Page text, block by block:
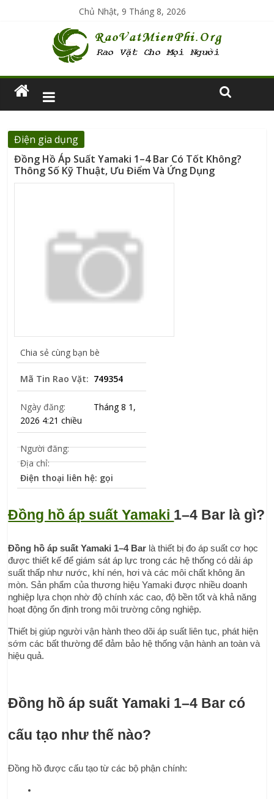
Chủ Nhật, 9 Tháng 8, 2026
Điện gia dụng
Đồng Hồ Áp Suất Yamaki 1–4 Bar Có Tốt Không?
Thông Số Kỹ Thuật, Ưu Điểm Và Ứng Dụng
Chia sẻ cùng bạn bè
Mã Tin Rao Vặt: 749354
Ngày đăng:
Tháng 8 1,
2026 4:21 chiều
Người đăng:
Địa chỉ:
Điện thoại liên hệ: gọi
Đồng hồ áp suất Yamaki 1–4 Bar là gì?
Đồng hồ áp suất Yamaki 1–4 Bar là thiết bị đo áp suất cơ học
được thiết kế để giám sát áp lực trong các hệ thống có dải áp
suất thấp như nước, khí nén, hơi và các môi chất không ăn
mòn. Sản phẩm của thương hiệu Yamaki được nhiều doanh
nghiệp lựa chọn nhờ độ chính xác cao, độ bền tốt và khả năng
hoạt động ổn định trong môi trường công nghiệp.
Thiết bị giúp người vận hành theo dõi áp suất liên tục, phát hiện
sớm các bất thường để đảm bảo hệ thống vận hành an toàn và
hiệu quả.
Đồng hồ áp suất Yamaki 1–4 Bar có
cấu tạo như thế nào?
Đồng hồ được cấu tạo từ các bộ phận chính: